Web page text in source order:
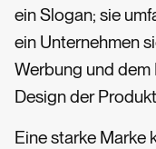
ein Slogan; sie
ein Unternehmen
Werbung und dem
Design der
Eine starke Marke